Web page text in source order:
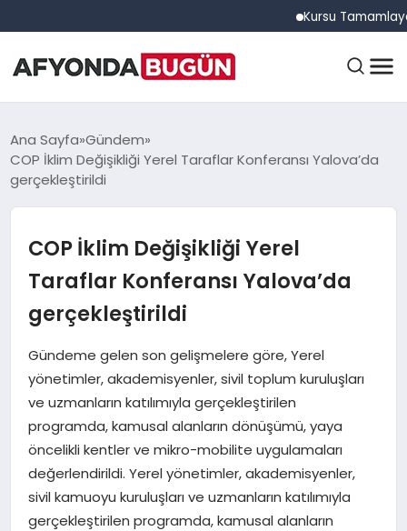
Kursu Tamamlayan
ANASAYFA
GÜNDEM
EĞITIM
EKONOMI
MAGAZIN
Ana Sayfa Gündem
COP İklim Değişikliği Yerel Taraflar Konferansı Yalova’da
gerçekleştirildi
COP İklim Değişikliği Yerel
Taraflar Konferansı Yalova’da
gerçekleştirildi
Gündeme gelen son gelişmelere göre, Yerel
yönetimler, akademisyenler, sivil toplum kuruluşları
ve uzmanların katılımıyla gerçekleştirilen
programda, kamusal alanların dönüşümü, yaya
öncelikli kentler ve mikro-mobilite uygulamaları
değerlendirildi. Yerel yönetimler, akademisyenler,
sivil kamuoyu kuruluşları ve uzmanların katılımıyla
gerçekleştirilen programda, kamusal alanların